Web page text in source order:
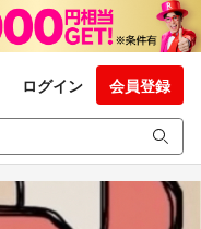
ログイン 会員登録